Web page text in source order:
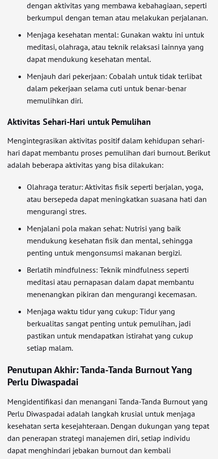
dengan aktivitas yang membawa kebahagiaan, seperti
berkumpul dengan teman atau melakukan perjalanan.
Menjaga kesehatan mental: Gunakan waktu ini untuk
meditasi, olahraga, atau teknik relaksasi lainnya yang
dapat mendukung kesehatan mental.
Menjauh dari pekerjaan: Cobalah untuk tidak terlibat
dalam pekerjaan selama cuti untuk benar-benar
memulihkan diri.
Aktivitas Sehari-Hari untuk Pemulihan
Mengintegrasikan aktivitas positif dalam kehidupan sehari-
hari dapat membantu proses pemulihan dari burnout. Berikut
adalah beberapa aktivitas yang bisa dilakukan:
Olahraga teratur: Aktivitas fisik seperti berjalan, yoga,
atau bersepeda dapat meningkatkan suasana hati dan
mengurangi stres.
Menjalani pola makan sehat: Nutrisi yang baik
mendukung kesehatan fisik dan mental, sehingga
penting untuk mengonsumsi makanan bergizi.
Berlatih mindfulness: Teknik mindfulness seperti
meditasi atau pernapasan dalam dapat membantu
menenangkan pikiran dan mengurangi kecemasan.
Menjaga waktu tidur yang cukup: Tidur yang
berkualitas sangat penting untuk pemulihan, jadi
pastikan untuk mendapatkan istirahat yang cukup
setiap malam.
Penutupan Akhir: Tanda-Tanda Burnout Yang
Perlu Diwaspadai
Mengidentifikasi dan menangani Tanda-Tanda Burnout yang
Perlu Diwaspadai adalah langkah krusial untuk menjaga
kesehatan serta kesejahteraan. Dengan dukungan yang tepat
dan penerapan strategi manajemen diri, setiap individu
dapat menghindari jebakan burnout dan kembali